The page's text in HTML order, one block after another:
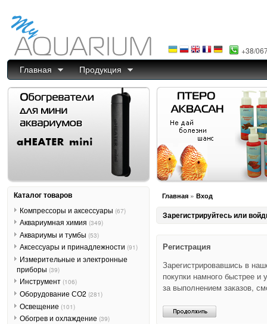
+38/
Главная Продукция
Главная » Вход
Зарегистрируйтесь или
Регистрация
Зарегистрировавшись в
покупки намного быстрее
за выполнением заказов,
Каталог товаров
Компрессоры и аксессуары (67)
Аквариумная химия (349)
Аквариумы и тумбы (53)
Аксессуары и принадлежности (91)
Измерительные и электронные
приборы (39)
Инструмент (106)
Оборудование СО2 (281)
Освещение (101)
Обогрев и охлаждение (39)